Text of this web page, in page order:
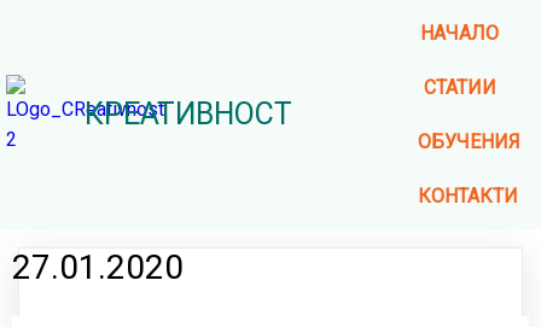
КРЕАТИВНОСТ
НАЧАЛО
СТАТИИ
ОБУЧЕНИЯ
КОНТАКТИ
27.01.2020